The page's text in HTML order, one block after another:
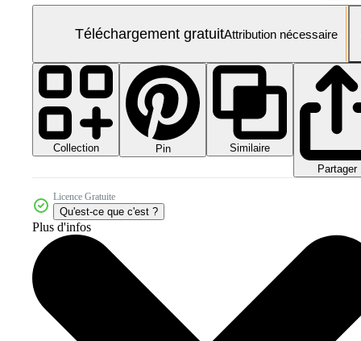
Téléchargement gratuitAttribution nécessaire
Collection Pin
Similaire
Partager
Licence Gratuite
Qu'est-ce que c'est ?
Plus d'infos